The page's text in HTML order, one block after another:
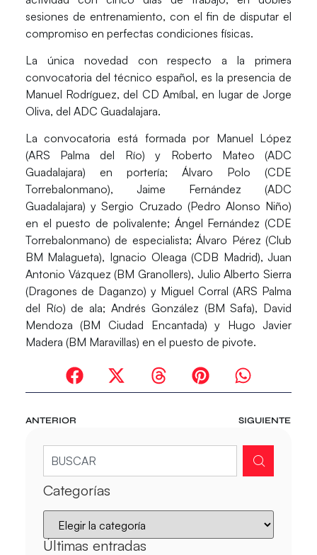
sesiones de entrenamiento, con el fin de disputar el
compromiso en perfectas condiciones físicas.
La única novedad con respecto a la primera
convocatoria del técnico español, es la presencia de
Manuel Rodríguez, del CD Amíbal, en lugar de Jorge
Oliva, del ADC Guadalajara.
La convocatoria está formada por Manuel López
(ARS Palma del Río) y Roberto Mateo (ADC
Guadalajara) en portería;Álvaro Polo(CDE
Torrebalonmano), Jaime Fernández(ADC
Guadalajara) ySergio Cruzado (Pedro Alonso Niño)
en el puesto de polivalente; Ángel Fernández (CDE
Torrebalonmano) de especialista;Álvaro Pérez (Club
BM Malagueta), Ignacio Oleaga(CDB Madrid),Juan
Antonio Vázquez (BM Granollers), Julio Alberto Sierra
(Dragones de Daganzo) y Miguel Corral(ARS Palma
del Río) de ala; Andrés González (BM Safa), David
Mendoza (BM Ciudad Encantada) y Hugo Javier
Madera (BM Maravillas) en el puesto de pivote.
ANTERIOR SIGUIENTE
Categorías
Últimas entradas